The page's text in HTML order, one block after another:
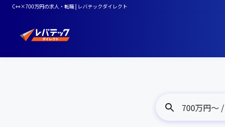
C++×700万円の求人・転職 | レバテックダイレクト
700万円〜